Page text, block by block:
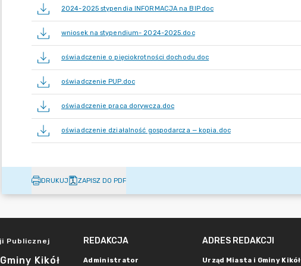
2024-2025 stypendia INFORMACJA na BIP.doc
wniosek na stypendium- 2024-2025.doc
oświadczenie o pięciokrotności dochodu.doc
oświadczenie PUP.doc
oświadczenie praca dorywcza.doc
oświadczenie działalność gospodarcza — kopia.doc
DRUKUJ ZAPISZ DO PDF
Publicznej
Kikół
REDAKCJA
Administrator
ADRES REDAKCJI
Urząd Miasta i Gminy Kikół